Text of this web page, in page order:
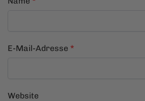
E-Mail-Adresse *
Website